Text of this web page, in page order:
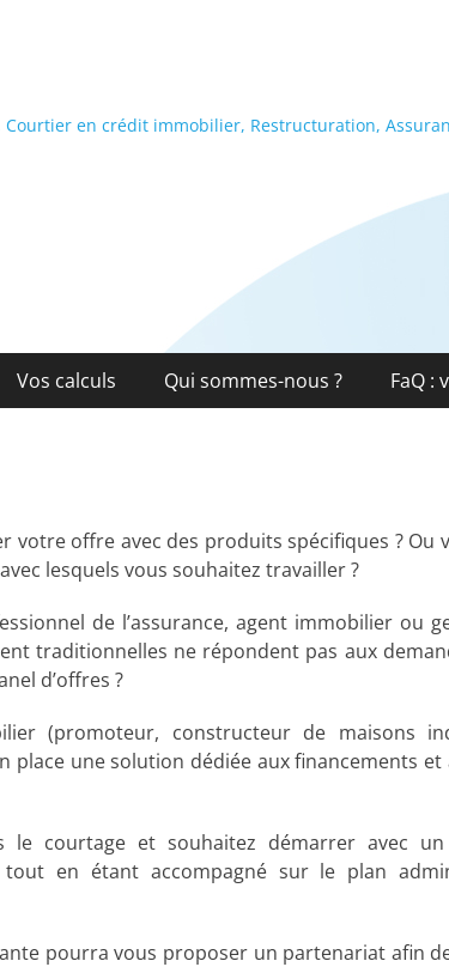
en crédit immobilier, Restructuration,
Vos calculs Qui sommes-nous ? FaQ :
offre avec des produits spécifiques ? Ou
lesquels vous souhaitez travailler ?
de l’assurance, agent immobilier ou
traditionnelles ne répondent pas aux
d’offres ?
(promoteur, constructeur de maisons
une solution dédiée aux financements et
le courtage et souhaitez démarrer avec
en étant accompagné sur le plan
pourra vous proposer un partenariat afin